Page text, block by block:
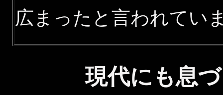
広まったと言われてい
現代にも息